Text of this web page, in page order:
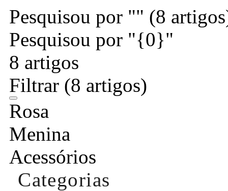
Pesquisou por "" (8
Pesquisou por "{0}"
8 artigos
Filtrar (8 artigos)
Rosa
Menina
Acessórios
Categorias